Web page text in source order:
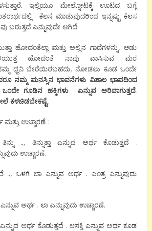
ಇಲ್ಲಿಯೂ ಮೇಲ್ನೋಟಕ್ಕೆ ಊಟದ ಬಗ್ಗೆ
ಕೆಲಸ ಮಾಡುವುದರಿಂದ ಇನ್ನಷ್ಟು ಕೆಲಸ
ಬರುತ್ತದೆ ಎನ್ನುವುದೇ ಆಗಿದೆ.
ಹೋದಂತೆಲ್ಲಾ ಮತ್ತು ಅಲ್ಲಿನ ಗಾದೆಗಳನ್ನು, ಆಡು
ಹೋದಂತೆ ನಾವು ವಾಸಿಸುವ ಮರ
ಧ್ವನಿ ಬೇರೆಯಿರಬಹದು, ನೋಡಲು ಕೂಡ ಒಂದೇ
ನಮ್ಮ ಮನಸ್ಸಿನ ಭಾವನೆಗಳು ವಿಶಾಲ ಭಾವದಿಂದ
ಒಂದೇ ಗೂಡಿನ ಹಕ್ಕಿಗಳು ಎನ್ನುವ ಅರಿವಾಗುತ್ತದೆ.
ಕಳಚಿಡಬೇಕಷ್ಟೆ.
ಉಚ್ಚಾರಣೆ :
.., ತಿನ್ನುತ್ತಾ ಎನ್ನುವ ಅರ್ಥ ಕೊಡುತ್ತದೆ .
ಉಚ್ಚಾರಣೆ.
ಒಳಗೆ ಬಾ ಎನ್ನುವ ಅರ್ಥ . ಎಂತ್ರ ಎನ್ನುವುದು
ಅರ್ಥ . ಲಾ ಎನ್ನುವುದು ಉಚ್ಚಾರಣೆ.
ಅರ್ಥ ಕೊಡುತ್ತದೆ . ಆಸಕ್ತಿ ಎನ್ನುವ ಅರ್ಥ ಕೂಡ